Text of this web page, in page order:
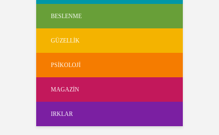
BESLENME
GÜZELLIK
PSIKOLOJI
MAGAZIN
IRKLAR